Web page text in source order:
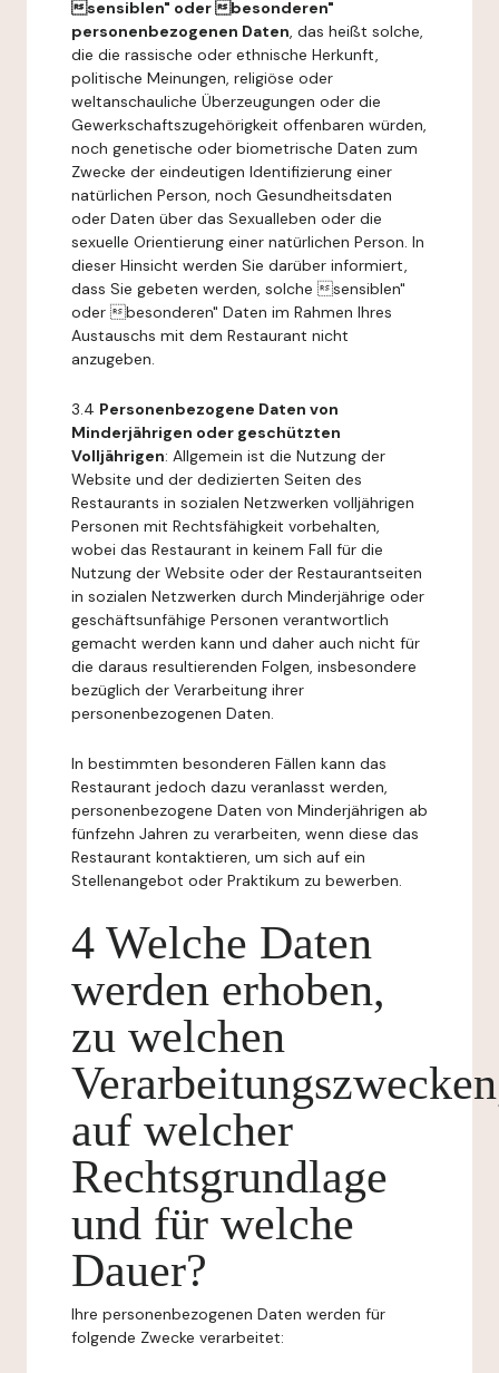
sensiblen" oder besonderen"
personenbezogenen Daten, das heißt solche,
die die rassische oder ethnische Herkunft,
politische Meinungen, religiöse oder
weltanschauliche Überzeugungen oder die
Gewerkschaftszugehörigkeit offenbaren würden,
noch genetische oder biometrische Daten zum
Zwecke der eindeutigen Identifizierung einer
natürlichen Person, noch Gesundheitsdaten
oder Daten über das Sexualleben oder die
sexuelle Orientierung einer natürlichen Person. In
dieser Hinsicht werden Sie darüber informiert,
dass Sie gebeten werden, solche sensiblen"
oder besonderen" Daten im Rahmen Ihres
Austauschs mit dem Restaurant nicht
anzugeben.
3.4 Personenbezogene Daten von
Minderjährigen oder geschützten
Volljährigen: Allgemein ist die Nutzung der
Website und der dedizierten Seiten des
Restaurants in sozialen Netzwerken volljährigen
Personen mit Rechtsfähigkeit vorbehalten,
wobei das Restaurant in keinem Fall für die
Nutzung der Website oder der Restaurantseiten
in sozialen Netzwerken durch Minderjährige oder
geschäftsunfähige Personen verantwortlich
gemacht werden kann und daher auch nicht für
die daraus resultierenden Folgen, insbesondere
bezüglich der Verarbeitung ihrer
personenbezogenen Daten.
In bestimmten besonderen Fällen kann das
Restaurant jedoch dazu veranlasst werden,
personenbezogene Daten von Minderjährigen ab
fünfzehn Jahren zu verarbeiten, wenn diese das
Restaurant kontaktieren, um sich auf ein
Stellenangebot oder Praktikum zu bewerben.
4 Welche Daten
werden erhoben,
zu welchen
auf welcher
Rechtsgrundlage
und für welche
Dauer?
Ihre personenbezogenen Daten werden für
folgende Zwecke verarbeitet: